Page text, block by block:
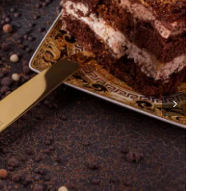
CONTACT
